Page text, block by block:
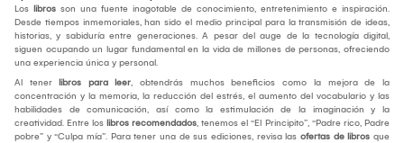
Los libros son una fuente inagotable de conocimiento, entretenimiento e inspiración.
Desde tiempos inmemoriales, han sido el medio principal para la transmisión de ideas,
historias, y sabiduría entre generaciones. A pesar del auge de la tecnología digital,
siguen ocupando un lugar fundamental en la vida de millones de personas, ofreciendo
una experiencia única y personal.
Al tener libros para leer, obtendrás muchos beneficios como la mejora de la
concentración y la memoria, la reducción del estrés, el aumento del vocabulario y las
habilidades de comunicación, así como la estimulación de la imaginación y la
creatividad. Entre los libros recomendados, tenemos el “El Principito”, “Padre rico, Padre
pobre” y “Culpa mía”. Para tener una de sus ediciones, revisa las ofertas de libros que